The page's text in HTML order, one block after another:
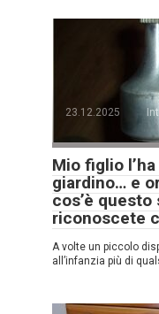
23.12.2025
Mio figlio
giardino… e
cos’è
riconoscete
A volte un piccolo
all’infanzia più di